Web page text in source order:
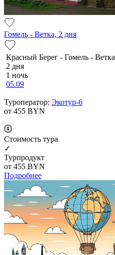
Гомель - Ветка, 2 дня
Красный Берег - Гомель - Ветка
2 дня
1 ночь
05.09
Туроператор: Экотур-6
от 455 BYN
Cтоимость тура
✓
Турпродукт
от 455 BYN
Подробнее